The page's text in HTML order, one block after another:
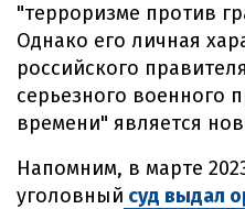
"терроризме против
Однако его личная
российского
серьезного военного
времени" является
Напомним, в марте
уголовный суд выдал